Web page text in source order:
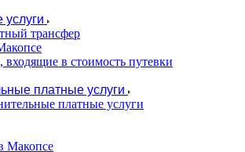
услуги
трансфер
входящие в стоимость путевки
платные услуги
платные услуги
Макопсе